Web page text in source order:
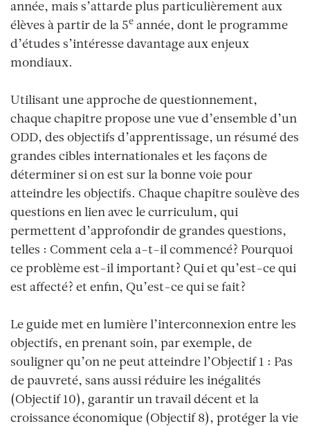
année, mais s’attarde plus particulièrement aux
élèves à partir de la 5e année, dont le programme
d’études s’intéresse davantage aux enjeux
mondiaux.
Utilisant une approche de questionnement,
chaque chapitre propose une vue d’ensemble d’un
ODD, des objectifs d’apprentissage, un résumé des
grandes cibles internationales et les façons de
déterminer si on est sur la bonne voie pour
atteindre les objectifs. Chaque chapitre soulève des
questions en lien avec le curriculum, qui
permettent d’approfondir de grandes questions,
telles : Comment cela a-t-il commencé? Pourquoi
ce problème est-il important? Qui et qu’est-ce qui
est affecté? et enfin, Qu’est-ce qui se fait?
Le guide met en lumière l’interconnexion entre les
objectifs, en prenant soin, par exemple, de
souligner qu’on ne peut atteindre l’Objectif 1 : Pas
de pauvreté, sans aussi réduire les inégalités
(Objectif 10), garantir un travail décent et la
croissance économique (Objectif 8), protéger la vie